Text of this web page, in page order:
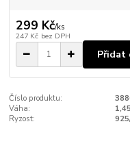
299 Kč/ks
247 Kč bez DPH
Přidat
Číslo produktu:
Váha:
Ryzost: